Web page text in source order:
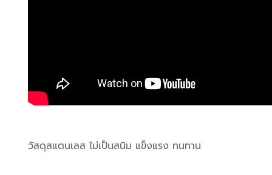
วัสดุสแตนเลส ไม่เป็นสนิม แข็งแรง ทนทาน